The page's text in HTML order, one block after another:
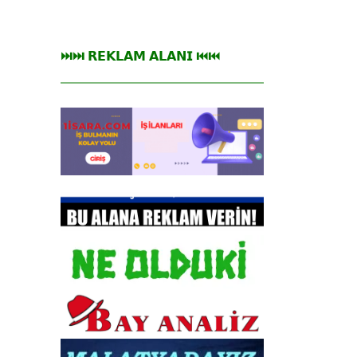
⏭⏭ 𝗥𝗘𝗞𝗟𝗔𝗠 𝗔𝗟𝗔𝗡𝗜 ⏮⏮